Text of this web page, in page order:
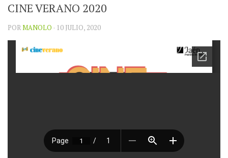
CINE VERANO 2020
PORMANOLO · 10 JULIO, 2020